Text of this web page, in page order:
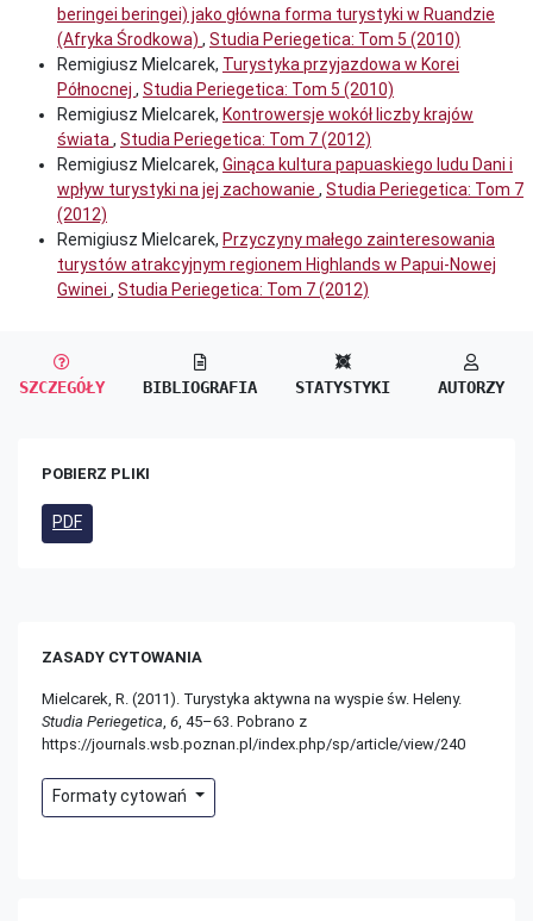
beringei beringei) jako główna forma turystyki w Ruandzie
(Afryka Środkowa) , Studia Periegetica: Tom 5 (2010)
Remigiusz Mielcarek, Turystyka przyjazdowa w Korei
Północnej , Studia Periegetica: Tom 5 (2010)
Remigiusz Mielcarek, Kontrowersje wokół liczby krajów
świata , Studia Periegetica: Tom 7 (2012)
Remigiusz Mielcarek, Ginąca kultura papuaskiego ludu Dani i
wpływ turystyki na jej zachowanie , Studia Periegetica: Tom 7
(2012)
Remigiusz Mielcarek, Przyczyny małego zainteresowania
turystów atrakcyjnym regionem Highlands w Papui-Nowej
Gwinei , Studia Periegetica: Tom 7 (2012)
SZCZEGÓŁY BIBLIOGRAFIA STATYSTYKI AUTORZY
POBIERZ PLIKI
PDF
ZASADY CYTOWANIA
Mielcarek, R. (2011). Turystyka aktywna na wyspie św. Heleny.
Studia Periegetica 6 , 45–63. Pobrano z
https://journals.wsb.poznan.pl/index.php/sp/article/view/240
Formaty cytowań